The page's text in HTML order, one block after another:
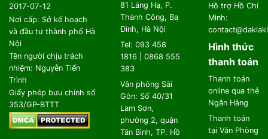
2017-07-12
Nơi cấp: Sở kế hoạch
và đầu tư thành phố Hà
Nội
Tên người chịu trách
nhiệm: Nguyễn Tiến
Trình
Giấy phép bưu chính số
353/GP-BTTT
81 Láng Hạ, P.
Thành Công, Ba
Đình, Hà Nội
Tel: 093 458
1816 | 0868 555
383
Văn phòng Sài
Gòn: Số 40/31
Lam Sơn,
phường 2, quận
Tân Bình, TP. Hồ
Hỗ trợ Hồ Chí
Minh:
Hình thức
thanh toán
Thanh toán
online qua thẻ
Ngân Hàng
Thanh toán
tại Văn Phòng